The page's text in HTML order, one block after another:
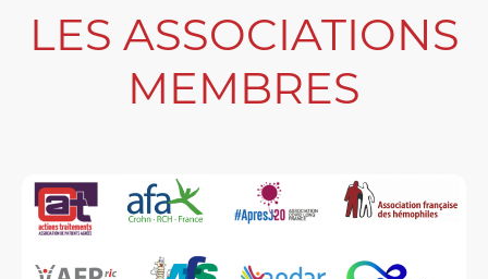
LES ASSOCIATIONS
MEMBRES